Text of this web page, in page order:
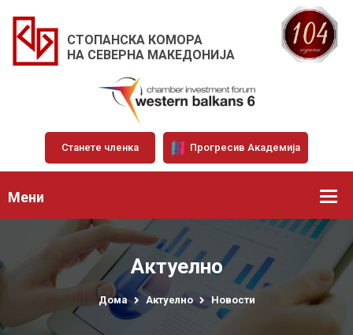
СТОПАНСКА КОМОРА
НА СЕВЕРНА МАКЕДОНИЈА
Станете членка Прогресив Академија
Мени
Актуелно
Дома Актуелно Новости